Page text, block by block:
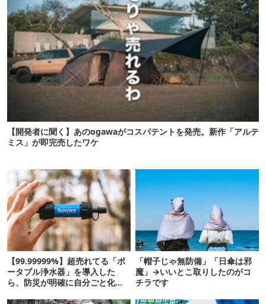
【開発者に聞く】あのogawaがコスパテントを発売。新作「アルテ
ミス」が即完売したワケ
【99.99999%】超売れてる「ポ
ータブル浄水器」を導入した
ら、防災が明確に自分ごと化し
「帽子じゃ無防備」「日傘は邪
魔」→いいとこ取りしたのがコ
チラです